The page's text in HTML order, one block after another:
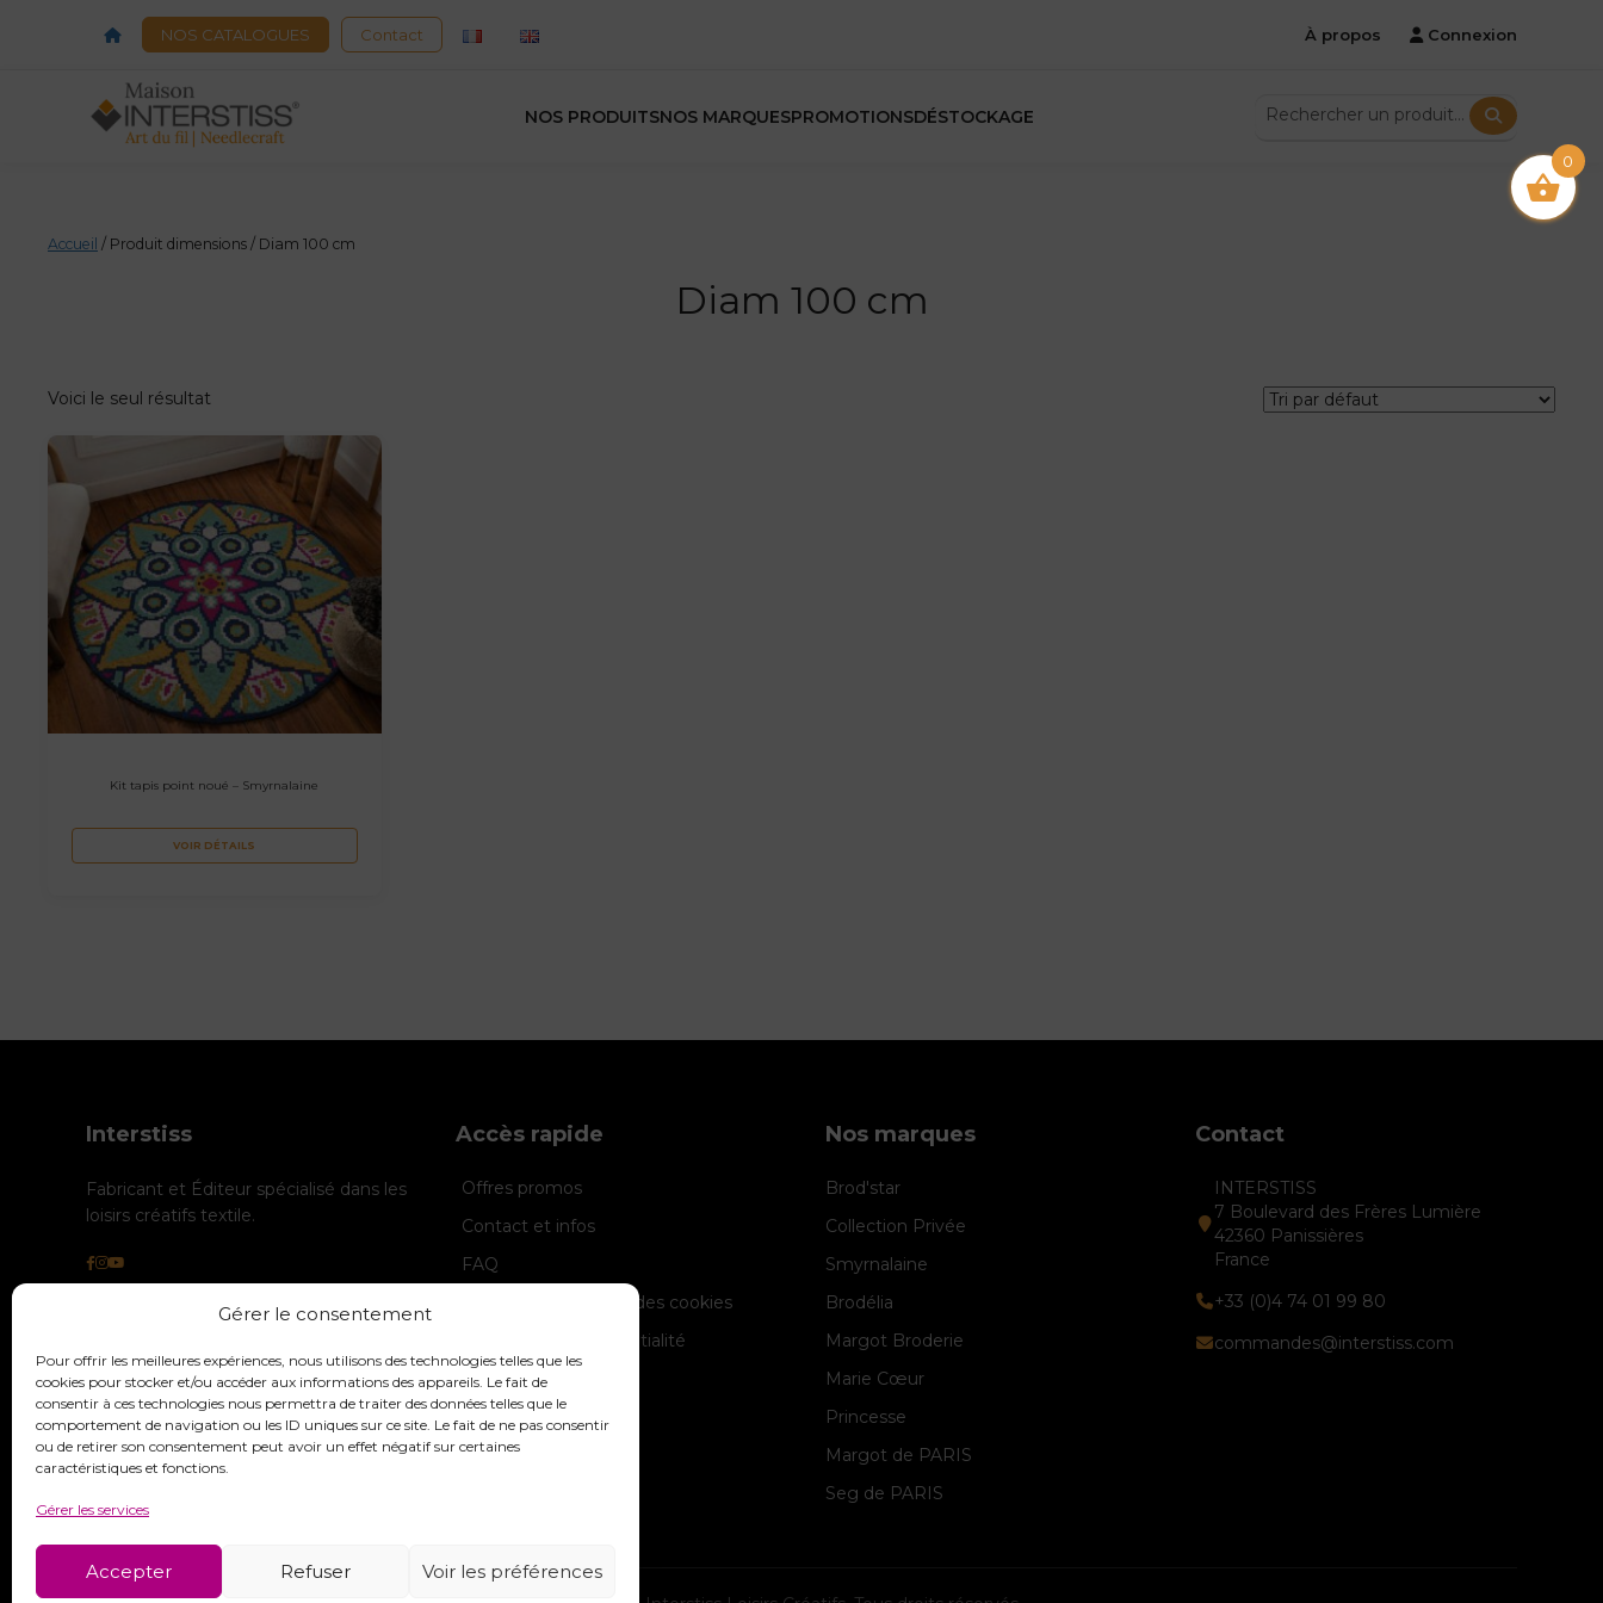
Gérer le consentement
Pour offrir les meilleures expériences, nous utilisons des technologies telles que les
cookies pour stocker et/ou accéder aux informations des appareils. Le fait de
consentir à ces technologies nous permettra de traiter des données telles que le
comportement de navigation ou les ID uniques sur ce site. Le fait de ne pas consentir
ou de retirer son consentement peut avoir un effet négatif sur certaines
caractéristiques et fonctions.
Gérer les services
Accepter Refuser Voir les préférences
AcceuilNOS CATALOGUES Contact À propos Connexion
NOS PRODUITSNOS MARQUESPROMOTIONSDÉSTOCKAGE
Accueil / Produit dimensions / Diam 100 cm
Diam 100 cm
Voici le seul résultat
Kit tapis point noué – Smyrnalaine
VOIR DÉTAILS
Interstiss
Fabricant et Éditeur spécialisé dans les
loisirs créatifs textile.
Accès rapide
Offres promos
Contact et infos
FAQ
Politique de gestion des cookies
Politique de confidentialité
Mentions légales
Nos marques
Brod'star
Collection Privée
Smyrnalaine
Brodélia
Margot Broderie
Marie Cœur
Princesse
Margot de PARIS
Seg de PARIS
Contact
INTERSTISS
7 Boulevard des Frères Lumière
42360 Panissières
France
+33 (0)4 74 01 99 80
commandes@interstiss.com
0